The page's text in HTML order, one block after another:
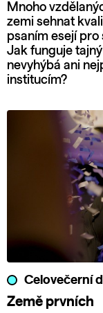
Mnoho
zemi sehnat
psaním esejí
Jak funguje
nevyhýbá ani
institucím?
Celovečerní
Země prvních